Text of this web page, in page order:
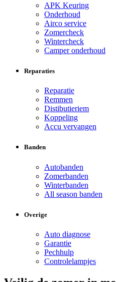
APK Keuring
Onderhoud
Airco service
Zomercheck
Wintercheck
Camper onderhoud
Reparaties
Reparatie
Remmen
Distibutieriem
Koppeling
Accu vervangen
Banden
Autobanden
Zomerbanden
Winterbanden
All season banden
Overige
Auto diagnose
Garantie
Pechhulp
Controlelampjes